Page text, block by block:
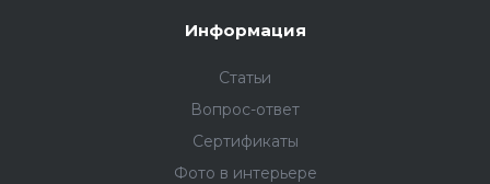
Информация
Статьи
Вопрос-ответ
Сертификаты
Фото в интерьере